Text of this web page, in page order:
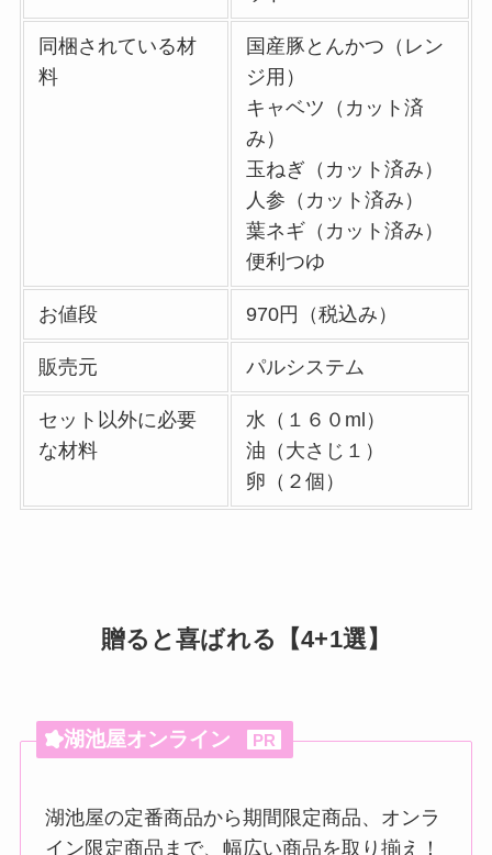
同梱されている材
料
国産豚とんかつ（レン
ジ用）
キャベツ（カット済
み）
玉ねぎ（カット済み）
人参（カット済み）
葉ネギ（カット済み）
便利つゆ
お値段 970円（税込み）
販売元 パルシステム
セット以外に必要
な材料
水（１６０ml）
油（大さじ１）
卵（２個）
贈ると喜ばれる【4+1選】
湖池屋オンライン PR
湖池屋の定番商品から期間限定商品、オンラ
イン限定商品まで、幅広い商品を取り揃え！